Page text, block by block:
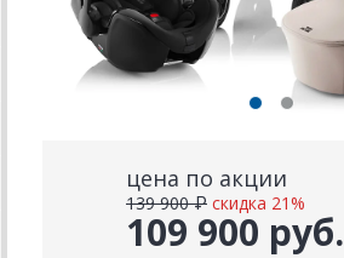
цена по акции
109 900 руб.
139 900 ₽ скидка 21%